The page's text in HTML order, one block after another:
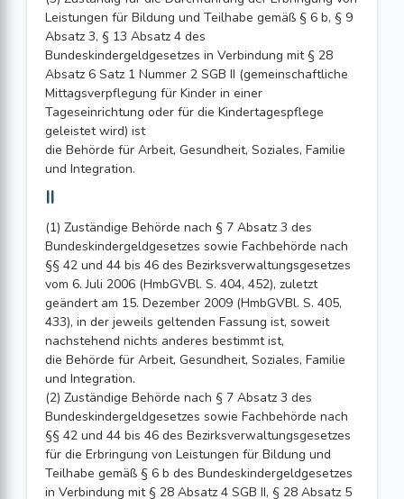
Leistungen für Bildung und Teilhabe gemäß § 6 b, § 9
Absatz 3, § 13 Absatz 4 des
Bundeskindergeldgesetzes in Verbindung mit § 28
Absatz 6 Satz 1 Nummer 2 SGB II (gemeinschaftliche
Mittagsverpflegung für Kinder in einer
Tageseinrichtung oder für die Kindertagespflege
geleistet wird) ist
die Behörde für Arbeit, Gesundheit, Soziales, Familie
und Integration.
II
(1) Zuständige Behörde nach § 7 Absatz 3 des
Bundeskindergeldgesetzes sowie Fachbehörde nach
§§ 42 und 44 bis 46 des Bezirksverwaltungsgesetzes
vom 6. Juli 2006 (HmbGVBl. S. 404, 452), zuletzt
geändert am 15. Dezember 2009 (HmbGVBl. S. 405,
433), in der jeweils geltenden Fassung ist, soweit
nachstehend nichts anderes bestimmt ist,
die Behörde für Arbeit, Gesundheit, Soziales, Familie
und Integration.
(2) Zuständige Behörde nach § 7 Absatz 3 des
Bundeskindergeldgesetzes sowie Fachbehörde nach
§§ 42 und 44 bis 46 des Bezirksverwaltungsgesetzes
für die Erbringung von Leistungen für Bildung und
Teilhabe gemäß § 6 b des Bundeskindergeldgesetzes
in Verbindung mit § 28 Absatz 4 SGB II, § 28 Absatz 5